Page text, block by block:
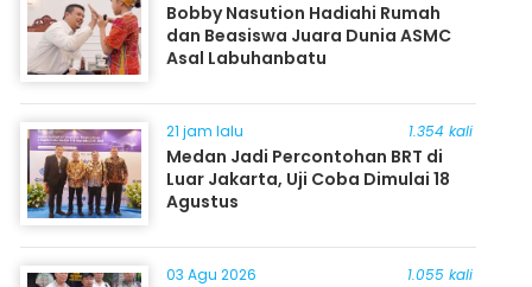
Bobby Nasution Hadiahi Rumah
dan Beasiswa Juara Dunia ASMC
Asal Labuhanbatu
21 jam lalu 1.354 kali
Medan Jadi Percontohan BRT di
Luar Jakarta, Uji Coba Dimulai 18
Agustus
03 Agu 2026 1.055 kali